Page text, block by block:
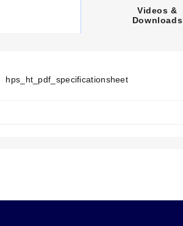
C
U
Videos &
Downloads
hps_ht_pdf_specificationsheet